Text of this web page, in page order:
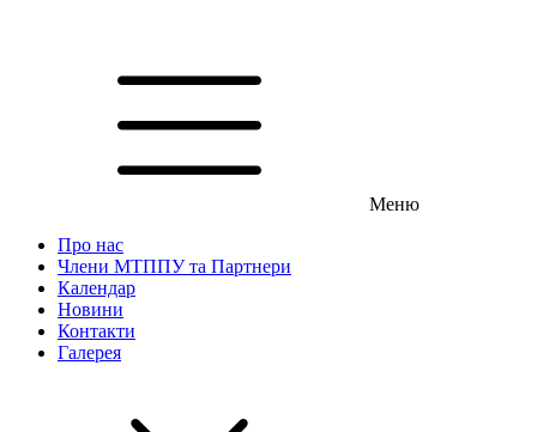
Меню
Про нас
Члени МТППУ та Партнери
Календар
Новини
Контакти
Галерея